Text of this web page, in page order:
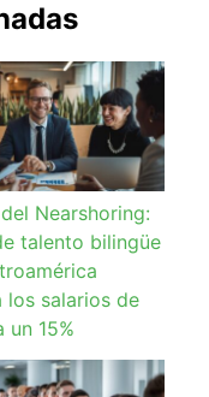
Nearshoring:
talento bilingüe
los salarios de
un 15%